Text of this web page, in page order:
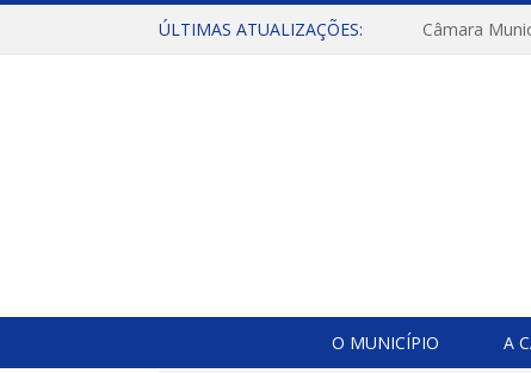
ÚLTIMAS ATUALIZAÇÕES:
O MUNICÍPIO A